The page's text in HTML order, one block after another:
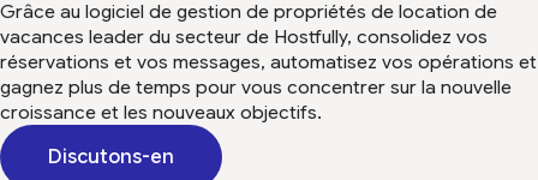
Grâce au logiciel de gestion de propriétés de location de
vacances leader du secteur de Hostfully, consolidez vos
réservations et vos messages, automatisez vos opérations et
gagnez plus de temps pour vous concentrer sur la nouvelle
croissance et les nouveaux objectifs.
Discutons-en